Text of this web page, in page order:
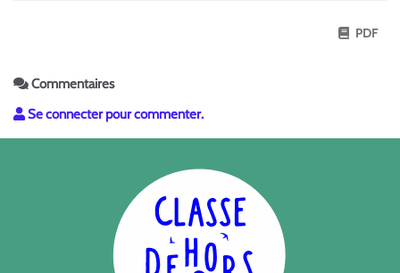
PDF
Commentaires
Se connecter pour commenter.